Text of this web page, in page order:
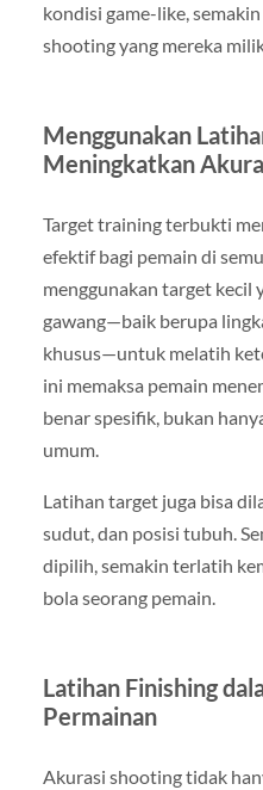
kondisi game-like,
shooting yang mereka
Menggunakan
Meningkatkan
Target training terbukti
efektif bagi pemain di
menggunakan target kecil
gawang—baik berupa
khusus—untuk melatih
ini memaksa pemain
benar spesifik, bukan
umum.
Latihan target juga bisa
sudut, dan posisi tubuh.
dipilih, semakin terlatih
bola seorang pemain.
Latihan Finishing
Permainan
Akurasi shooting tidak